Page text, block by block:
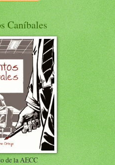
Caníbales
de la AECC